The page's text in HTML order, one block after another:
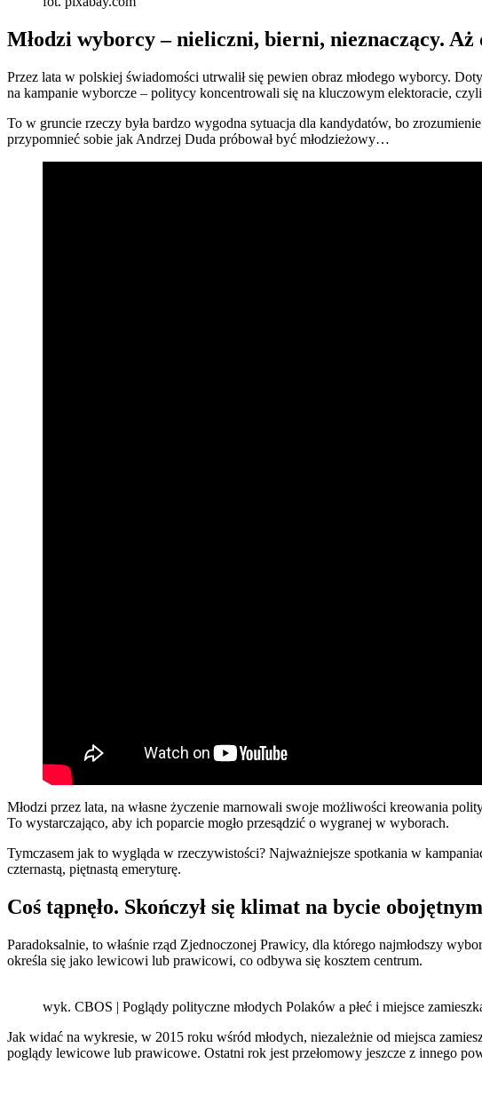
Młodzi wyborcy – nieliczni, bierni, nieznaczący. Aż
Przez lata w polskiej świadomości utrwalił się pewien obraz młodego wyborcy.
na kampanie wyborcze – politycy koncentrowali się na kluczowym elektoracie,
To w gruncie rzeczy była bardzo wygodna sytuacja dla kandydatów, bo
przypomnieć sobie jak Andrzej Duda próbował być młodzieżowy…
Młodzi przez lata, na własne życzenie marnowali swoje możliwości kreowania
To wystarczająco, aby ich poparcie mogło przesądzić o wygranej w wyborach.
Tymczasem jak to wygląda w rzeczywistości? Najważniejsze spotkania w
czternastą, piętnastą emeryturę.
Coś tąpnęło. Skończył się klimat na bycie
Paradoksalnie, to właśnie rząd Zjednoczonej Prawicy, dla którego najmłodszy
określa się jako lewicowi lub prawicowi, co odbywa się kosztem centrum.
wyk. CBOS | Poglądy polityczne młodych Polaków a płeć i miejsce
Jak widać na wykresie, w 2015 roku wśród młodych, niezależnie od miejsca
poglądy lewicowe lub prawicowe. Ostatni rok jest przełomowy jeszcze z innego